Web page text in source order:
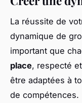
La réussite de
dynamique de
important que
place, respecté
être adaptées à
de compétences.